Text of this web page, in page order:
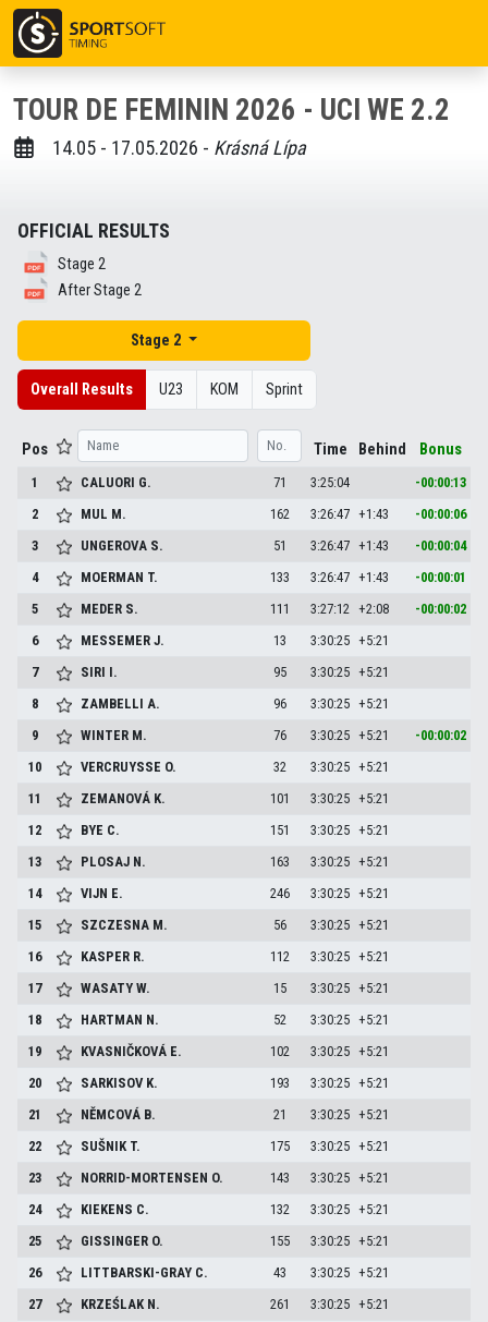
TOUR DE FEMININ 2026 - UCI WE 2.2
14.05 - 17.05.2026 - Krásná Lípa
OFFICIAL RESULTS
Stage 2
After Stage 2
Stage 2
Overall Results U23 KOM Sprint
Pos Time Behind Bonus
1 CALUORI G. 71 3:25:04
-00:00:13
2
MUL M. 162 3:26:47 +1:43
-00:00:06
3
UNGEROVA S. 51 3:26:47 +1:43
-00:00:04
4
MOERMAN T. 133 3:26:47 +1:43
-00:00:01
5
MEDER S. 111 3:27:12 +2:08
-00:00:02
6
MESSEMERJ. 13 3:30:25 +5:21
7
SIRI I. 95 3:30:25 +5:21
8
ZAMBELLIA. 96 3:30:25 +5:21
9
WINTER M. 76 3:30:25 +5:21
-00:00:02
10
VERCRUYSSE O. 32 3:30:25 +5:21
11
ZEMANOVÁ K. 101 3:30:25 +5:21
12
BYE C. 151 3:30:25 +5:21
13
PLOSAJ N. 163 3:30:25 +5:21
14
VIJN E. 246 3:30:25 +5:21
15
SZCZESNA M. 56 3:30:25 +5:21
16
KASPER R. 112 3:30:25 +5:21
17
WASATYW. 15 3:30:25 +5:21
18
HARTMAN N. 52 3:30:25 +5:21
19
KVASNIČKOVÁ E. 102 3:30:25 +5:21
20
SARKISOV K. 193 3:30:25 +5:21
21
NĚMCOVÁ B. 21 3:30:25 +5:21
22
SUŠNIK T. 175 3:30:25 +5:21
23
NORRID-MORTENSEN O. 143 3:30:25 +5:21
24
KIEKENS C. 132 3:30:25 +5:21
25
GISSINGER O. 155 3:30:25 +5:21
26
LITTBARSKI-GRAY C. 43 3:30:25 +5:21
27
KRZEŚLAK N. 261 3:30:25 +5:21